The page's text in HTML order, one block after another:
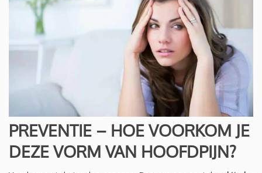
PREVENTIE – HOE VOORKOM JE
DEZE VORM VAN HOOFDPIJN?